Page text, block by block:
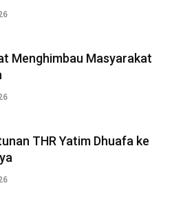
Menghimbau Masyarakat
THR Yatim Dhuafa ke